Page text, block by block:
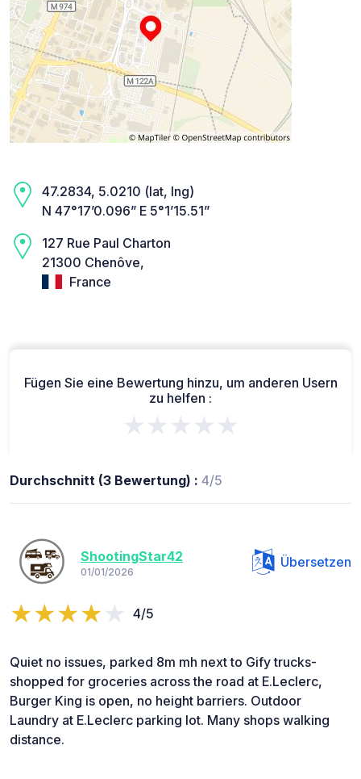
47.2834, 5.0210 (lat, lng)
N 47°17’0.096” E 5°1’15.51”
127 Rue Paul Charton
21300 Chenôve,
France
Fügen Sie eine Bewertung hinzu, um anderen Usern
zu helfen :
★★★★★
Durchschnitt (3 Bewertung) : 4/5
ShootingStar42
01/01/2026
Übersetzen
4/5
Quiet no issues, parked 8m mh next to Gify trucks-
shopped for groceries across the road at E.Leclerc,
Burger King is open, no height barriers. Outdoor
Laundry at E.Leclerc parking lot. Many shops walking
distance.